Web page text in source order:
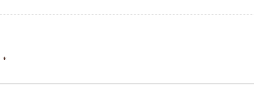
*